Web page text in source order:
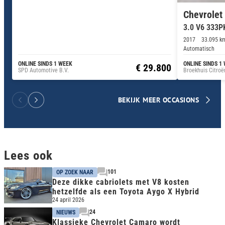
ONLINE SINDS 1 WEEK
SPD Automotive B.V.
€ 29.800
Chevrolet
3.0 V6
2017
33.095
Automatisch
ONLINE SINDS 1
Broekhuis
BEKIJK MEER OCCASIONS
Lees ook
OP ZOEK NAAR 101
Deze dikke cabriolets met V8 kosten
hetzelfde als een Toyota Aygo X Hybrid
24 april 2026
NIEUWS
24
Klassieke Chevrolet Camaro wordt